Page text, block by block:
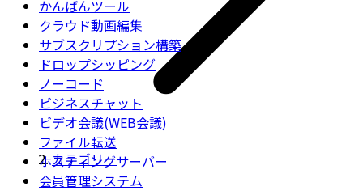
かんばんツール
クラウド動画編集
サブスクリプション構築
ドロップシッピング
ノーコード
ビジネスチャット
ビデオ会議(WEB会議)
ファイル転送
ホスティングサーバー
会員管理システム
カテゴリー